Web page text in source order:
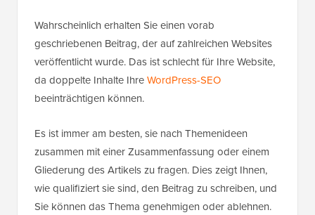
Wahrscheinlich erhalten Sie einen vorab
geschriebenen Beitrag, der auf zahlreichen Websites
veröffentlicht wurde. Das ist schlecht für Ihre Website,
da doppelte Inhalte IhreWordPress-SEO
beeinträchtigen können.
Es ist immer am besten, sie nach Themenideen
zusammen mit einer Zusammenfassung oder einem
Gliederung des Artikels zu fragen. Dies zeigt Ihnen,
wie qualifiziert sie sind, den Beitrag zu schreiben, und
Sie können das Thema genehmigen oder ablehnen.